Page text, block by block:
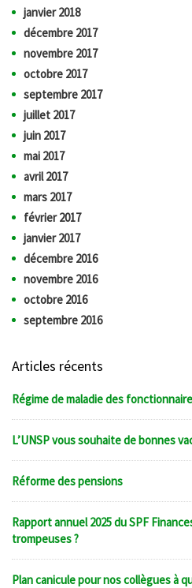
janvier 2018
décembre 2017
novembre 2017
octobre 2017
septembre 2017
juillet 2017
juin 2017
mai 2017
avril 2017
mars 2017
février 2017
janvier 2017
décembre 2016
novembre 2016
octobre 2016
septembre 2016
Articles récents
Régime de maladie des
L’UNSP vous souhaite de bonnes
Réforme des pensions
Rapport annuel 2025 du SPF
trompeuses ?
Plan canicule pour nos collègues à